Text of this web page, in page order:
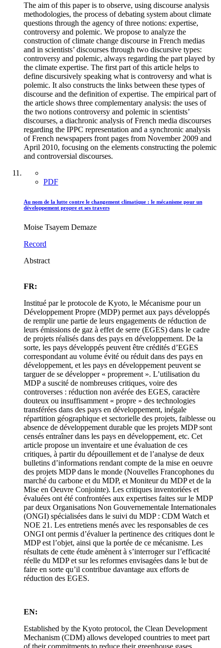
The aim of this paper is to observe, using discourse analysis
methodologies, the process of debating system about climate
questions through the agency of three notions: expertise,
controversy and polemic. We propose to analyze the
construction of climate change discourse in French medias
and in scientists’ discourses through two discursive types:
controversy and polemic, always regarding the part played by
the climate expertise. The first part of this article helps to
define discursively speaking what is controversy and what is
polemic. It also constructs the links between these types of
discourse and the definition of expertise. The empirical part of
the article shows three complementary analysis: the uses of
the two notions controversy and polemic in scientists’
discourses, a diachronic analysis of French media discourses
regarding the IPPC representation and a synchronic analysis
of French newspapers front pages from November 2009 and
April 2010, focusing on the elements constructing the polemic
and controversial discourses.
PDF
Au nom de la lutte contre le changement climatique : le mécanisme pour un
développement propre et ses travers
Moise Tsayem Demaze
Record
Abstract
FR:
Institué par le protocole de Kyoto, le Mécanisme pour un
Développement Propre (MDP) permet aux pays développés
de remplir une partie de leurs engagements de réduction de
leurs émissions de gaz à effet de serre (EGES) dans le cadre
de projets réalisés dans des pays en développement. De la
sorte, les pays développés peuvent être crédités d’EGES
correspondant au volume évité ou réduit dans des pays en
développement, et les pays en développement peuvent se
targuer de se développer « proprement ». L’utilisation du
MDP a suscité de nombreuses critiques, voire des
controverses : réduction non avérée des EGES, caractère
douteux ou insuffisamment « propre » des technologies
transférées dans des pays en développement, inégale
répartition géographique et sectorielle des projets, faiblesse ou
absence de développement durable que les projets MDP sont
censés entraîner dans les pays en développement, etc. Cet
article propose un inventaire et une évaluation de ces
critiques, à partir du dépouillement et de l’analyse de deux
bulletins d’informations rendant compte de la mise en oeuvre
des projets MDP dans le monde (Nouvelles Francophones du
marché du carbone et du MDP, et Moniteur du MDP et de la
Mise en Oeuvre Conjointe). Les critiques inventoriées et
évaluées ont été confrontées aux expertises faites sur le MDP
par deux Organisations Non Gouvernementale Internationales
(ONGI) spécialisées dans le suivi du MDP : CDM Watch et
NOE 21. Les entretiens menés avec les responsables de ces
ONGI ont permis d’évaluer la pertinence des critiques dont le
MDP est l’objet, ainsi que la portée de ce mécanisme. Les
résultats de cette étude amènent à s’interroger sur l’efficacité
réelle du MDP et sur les reformes envisagées dans le but de
faire en sorte qu’il contribue davantage aux efforts de
réduction des EGES.
EN:
Established by the Kyoto protocol, the Clean Development
Mechanism (CDM) allows developed countries to meet part
of their commitments to reduce their greenhouse gases